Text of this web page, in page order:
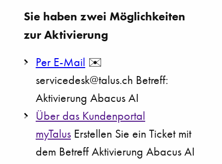
Sie haben zwei Möglichkeiten
zur Aktivierung
Per E-Mail ✉️
servicedesk@talus.ch Betreff:
Aktivierung Abacus AI
Über das Kundenportal
myTalus Erstellen Sie ein Ticket mit
dem Betreff Aktivierung Abacus AI